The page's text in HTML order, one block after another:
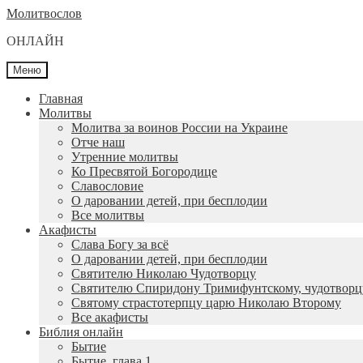
Перейти
навигации
Перейти
содержимому
Молитвослов
ОНЛАЙН
Меню
Главная
Молитвы
Молитва за воинов России на Украине
Отче наш
Утренние молитвы
Ко Пресвятой Богородице
Славословие
О даровании детей, при бесплодии
Вcе молитвы
Акафисты
Слава Богу за всё
О даровании детей, при бесплодии
Святителю Николаю Чудотворцу
Святителю Спиридону Тримифунтскому,
Святому страстотерпцу царю Николаю Второму
Все акафисты
Библия онлайн
Бытие